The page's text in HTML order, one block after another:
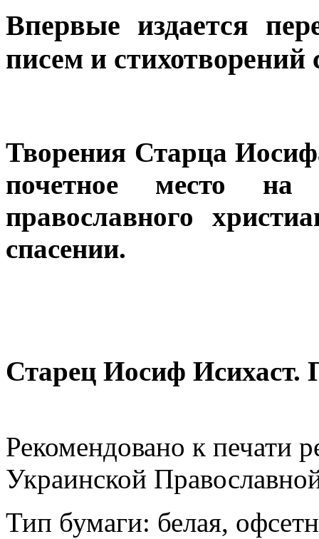
Впервые издается
писем и
Творения Старца
почетное место
православного
спасении.
Старец Иосиф Исихаст.
Рекомендовано к печати
Украинской
Тип бумаги: белая,